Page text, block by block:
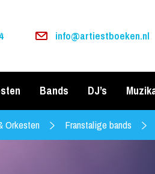
info@artiestboeken.nl
Bands DJ’s
Orkesten Franstalige bands